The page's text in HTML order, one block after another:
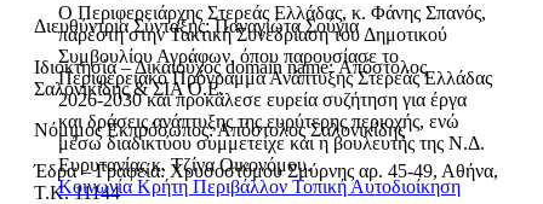
Ο Περιφερειάρχης Στερεάς Ελλάδας, κ. Φάνης Σπανός,
παρέστη στην Τακτική Συνεδρίαση του Δημοτικού
Συμβουλίου Αγράφων, όπου παρουσίασε το
Περιφερειακό Πρόγραμμα Ανάπτυξης Στερεάς Ελλάδας
2026-2030 και προκάλεσε ευρεία συζήτηση για έργα
και δράσεις ανάπτυξης της ευρύτερης περιοχής, ενώ
μέσω διαδικτύου συμμετείχε και η βουλευτής της Ν.Δ.
Ευρυτανίας κ. Τζίνα Οικονόμου.
Κοινωνία Κρήτη Περιβάλλον Τοπική Αυτοδιοίκηση
Διευθύντρια Σύνταξης: Παναγιώτα Σούγια
Ιδιοκτησία – Δικαιούχος domain name: Απόστολος
Σαλονικίδης & ΣΙΑ Ο.Ε.
Νόμιμος Εκπρόσωπος: Απόστολος Σαλονικίδης
Έδρα – Γραφεία: Χρυσοστόμου Σμύρνης αρ. 45-49, Αθήνα,
Τ.Κ. 11144